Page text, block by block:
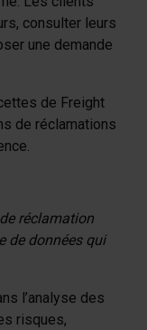
consulter leurs
une demande
de Freight
de réclamations
réclamation
de données qui
l’analyse des
risques,